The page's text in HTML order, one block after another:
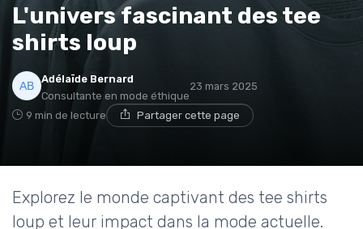
L'univers fascinant des tee
shirts loup
Adélaïde Bernard
Consultante en mode éthique
23 mars 2025
9 min de lecture Partager cette page
Explorez le monde captivant des tee shirts
loup et leur impact dans la mode actuelle.